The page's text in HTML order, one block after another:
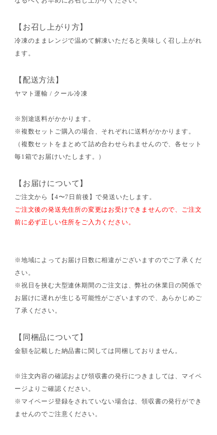
【お召し上がり方】
冷凍のままレンジで温めて解凍いただると美味しく召し上がれ
ます。
【配送方法】
ヤマト運輸 / クール冷凍
※別途送料がかかります。
※複数セットご購入の場合、それぞれに送料がかかります。
（複数セットをまとめて詰め合わせられませんので、各セット
毎1箱でお届けいたします。）
【お届けについて】
ご注文から【4〜7日前後】で発送いたします。
ご注文後の発送先住所の変更はお受けできませんので、ご注文
前に必ず正しい住所をご入力ください。
※地域によってお届け日数に相違がございますのでご了承くだ
さい。
※祝日を挟む大型連休期間のご注文は、弊社の休業日の関係で
お届けに遅れが生じる可能性がございますので、あらかじめご
了承ください。
【同梱品について】
金額を記載した納品書に関しては同梱しておりません。
※注文内容の確認および領収書の発行につきましては、マイペ
ージよりご確認ください。
※マイページ登録をされていない場合は、領収書の発行ができ
ませんのでご注意ください。